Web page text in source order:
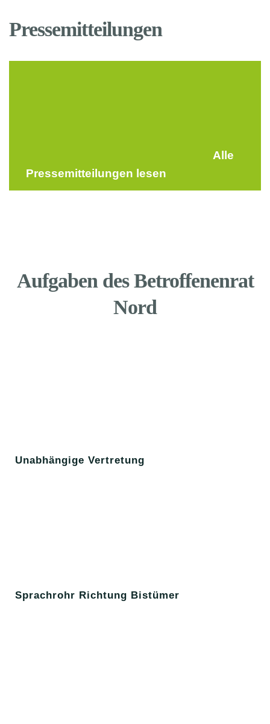
Pressemitteilungen
Alle
Pressemitteilungen lesen
Aufgaben des Betroffenenrat
Nord
Unabhängige Vertretung
Sprachrohr Richtung Bistümer